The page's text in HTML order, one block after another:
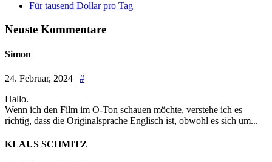
Für tausend Dollar pro Tag
Neuste Kommentare
Simon
24. Februar, 2024 | #
Hallo.
Wenn ich den Film im O-Ton schauen möchte, verstehe ich es
richtig, dass die Originalsprache Englisch ist, obwohl es sich um...
KLAUS SCHMITZ